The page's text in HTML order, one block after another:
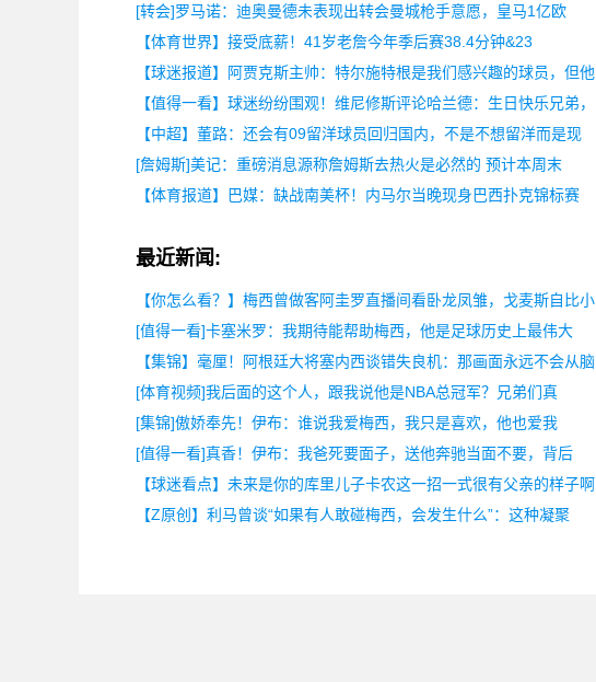
[转会]罗马诺：迪奥曼德未表现出转会曼城枪手意愿，皇马1亿欧
【体育世界】接受底薪！41岁老詹今年季后赛38.4分钟&23
【球迷报道】阿贾克斯主帅：特尔施特根是我们感兴趣的球员，但他
【值得一看】球迷纷纷围观！维尼修斯评论哈兰德：生日快乐兄弟，
【中超】董路：还会有09留洋球员回归国内，不是不想留洋而是现
[詹姆斯]美记：重磅消息源称詹姆斯去热火是必然的 预计本周末
【体育报道】巴媒：缺战南美杯！内马尔当晚现身巴西扑克锦标赛
最近新闻:
【你怎么看？】梅西曾做客阿圭罗直播间看卧龙凤雏，戈麦斯自比小
[值得一看]卡塞米罗：我期待能帮助梅西，他是足球历史上最伟大
【集锦】毫厘！阿根廷大将塞内西谈错失良机：那画面永远不会从脑
[体育视频]我后面的这个人，跟我说他是NBA总冠军？兄弟们真
[集锦]傲娇奉先！伊布：谁说我爱梅西，我只是喜欢，他也爱我
[值得一看]真香！伊布：我爸死要面子，送他奔驰当面不要，背后
【球迷看点】未来是你的库里儿子卡农这一招一式很有父亲的样子啊
【Z原创】利马曾谈“如果有人敢碰梅西，会发生什么”：这种凝聚